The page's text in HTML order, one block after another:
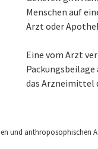
Menschen auf
Arzt oder
Eine vom Arzt
das Arzneimittel
und anthroposophischen